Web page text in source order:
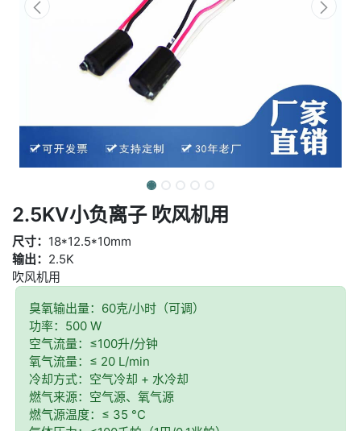
2.5KV小负离子 吹风机用
尺寸： 18*12.5*10mm
输出： 2.5K
吹风机用
臭氧输出量：60克/小时（可调）
功率：500 W
空气流量：≤100升/分钟
氧气流量：≤ 20 L/min
冷却方式：空气冷却 + 水冷却
燃气来源：空气源、氧气源
燃气源温度：≤ 35 °C